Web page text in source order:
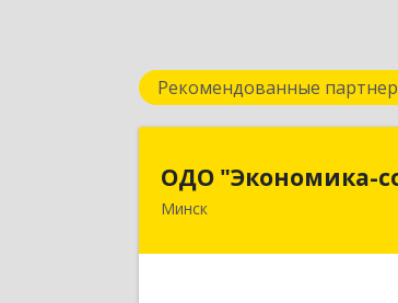
Рекомендованные
ОДО "Экономика-
Минск
ОДО